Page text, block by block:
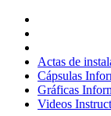
contenido
Actas de
Cápsulas
Gráficas
Videos